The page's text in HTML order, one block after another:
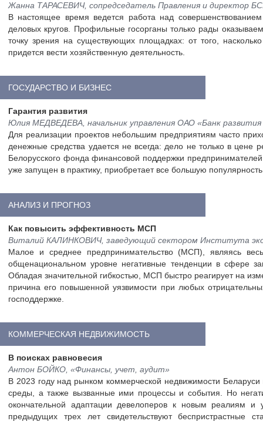
Жанна ТАРАСЕВИЧ, сопредседатель Правления и директор
В настоящее время ведется работа над
деловых кругов. Профильные госорганы только рады
точку зрения на существующих площадках: от того,
придется вести хозяйственную деятельность.
ГОСУДАРСТВО И БИЗНЕС
Гарантия развития
Юлия МЕДВЕДЕВА, начальник управления ОАО «Банк развития
Для реализации проектов небольшим предприятиям часто
денежные средства удается не всегда: дело не только в цене
Белорусского фонда финансовой поддержки
уже запущен в практику, приобретает все большую
АНАЛИЗ И ПРОГНОЗ
Как повысить эффективность МСП
Виталий КАЛИНКОВИЧ, заведующий сектором Института
Малое и среднее предпринимательство (МСП), являясь
общенациональном уровне негативные тенденции в сфере
Обладая значительной гибкостью, МСП быстро реагирует на
причина его повышенной уязвимости при любых
господдержке.
КОММЕРЧЕСКАЯ НЕДВИЖИМОСТЬ
В поисках равновесия
Антон БОЙКО, «Финансы, учет, аудит»
В 2023 году над рынком коммерческой недвижимости
среды, а также вызванные ими процессы и события. Но
окончательной адаптации девелоперов к новым реалиям
предыдущих трех лет свидетельствуют беспристрастные